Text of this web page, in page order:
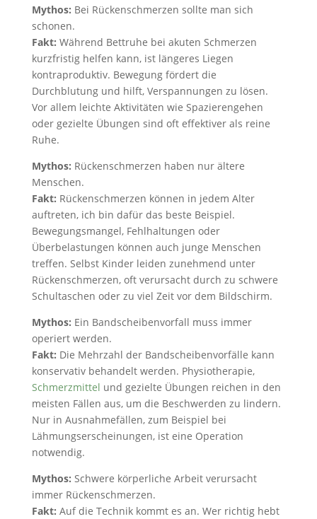
Mythos: Bei Rückenschmerzen sollte man sich
schonen.
Fakt: Während Bettruhe bei akuten Schmerzen
kurzfristig helfen kann, ist längeres Liegen
kontraproduktiv. Bewegung fördert die
Durchblutung und hilft, Verspannungen zu lösen.
Vor allem leichte Aktivitäten wie Spazierengehen
oder gezielte Übungen sind oft effektiver als reine
Ruhe.
Mythos: Rückenschmerzen haben nur ältere
Menschen.
Fakt: Rückenschmerzen können in jedem Alter
auftreten, ich bin dafür das beste Beispiel.
Bewegungsmangel, Fehlhaltungen oder
Überbelastungen können auch junge Menschen
treffen. Selbst Kinder leiden zunehmend unter
Rückenschmerzen, oft verursacht durch zu schwere
Schultaschen oder zu viel Zeit vor dem Bildschirm.
Mythos: Ein Bandscheibenvorfall muss immer
operiert werden.
Fakt: Die Mehrzahl der Bandscheibenvorfälle kann
konservativ behandelt werden. Physiotherapie,
Schmerzmittel und gezielte Übungen reichen in den
meisten Fällen aus, um die Beschwerden zu lindern.
Nur in Ausnahmefällen, zum Beispiel bei
Lähmungserscheinungen, ist eine Operation
notwendig.
Mythos: Schwere körperliche Arbeit verursacht
immer Rückenschmerzen.
Fakt: Auf die Technik kommt es an. Wer richtig hebt